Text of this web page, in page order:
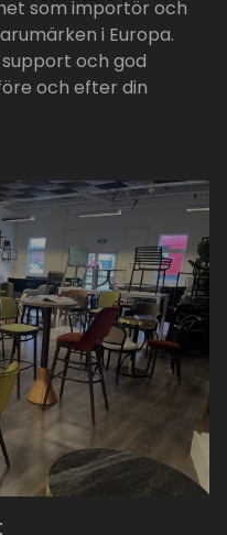
som importör och
i Europa.
och god
och efter din